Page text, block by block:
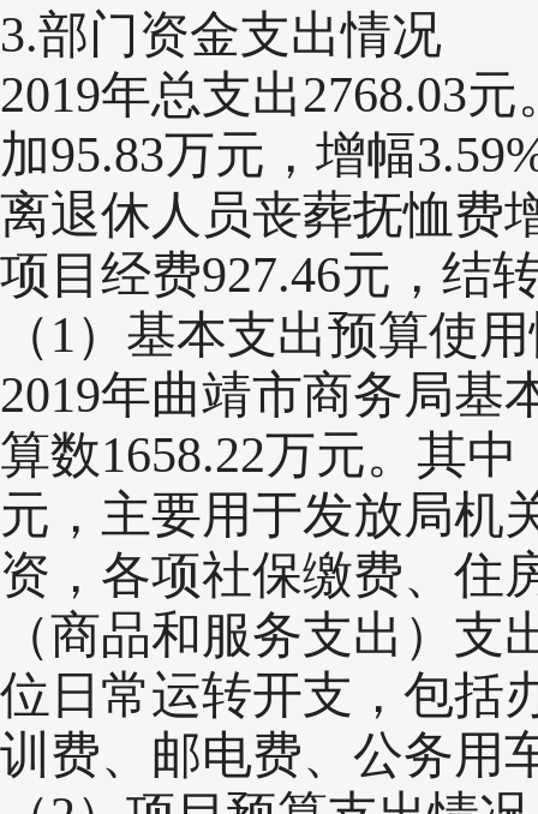
3.部门资金支出情况
2019年总支出2768.03
加95.83万元，增幅
离退休人员丧葬抚恤费
项目经费927.46元，结
（1）基本支出预算使
2019年曲靖市商务局基
算数1658.22万元。其
元，主要用于发放局机
资，各项社保缴费、住
（商品和服务支出）支
位日常运转开支，包括
训费、邮电费、公务用